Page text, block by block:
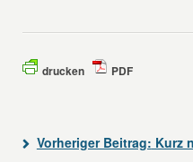
drucken PDF
Vorheriger Beitrag: Kurz